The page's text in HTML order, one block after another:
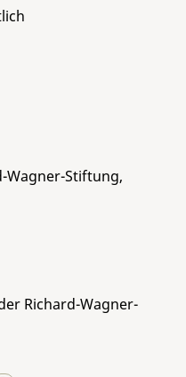
Wagner-Stiftung,
Richard-Wagner-